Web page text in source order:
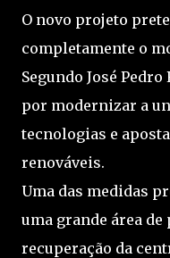
O novo projeto
completamente o
Segundo José
por modernizar a
tecnologias e
renováveis.
Uma das medidas
uma grande área
recuperação da